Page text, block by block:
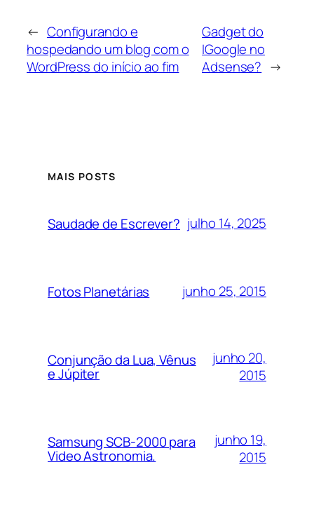
← Configurando e
hospedando um blog com o
WordPress do início ao fim
Gadget do
IGoogle no
Adsense? →
MAIS POSTS
Saudade de Escrever? julho 14, 2025
Fotos Planetárias junho 25, 2015
Conjunção da Lua, Vênus
e Júpiter
junho 20,
2015
Samsung SCB-2000 para
Video Astronomia.
junho 19,
2015